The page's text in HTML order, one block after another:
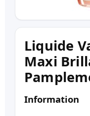
Liquide
Maxi
Information